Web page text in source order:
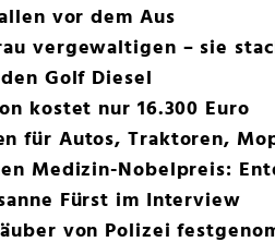
vor dem Aus
vergewaltigen – sie
Golf Diesel
kostet nur 16.300 Euro
für Autos, Traktoren,
Medizin-Nobelpreis:
Fürst im Interview
von Polizei